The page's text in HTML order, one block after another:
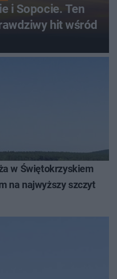
i Sopocie. Ten
hit wśród
w Świętokrzyskiem
na najwyższy szczyt